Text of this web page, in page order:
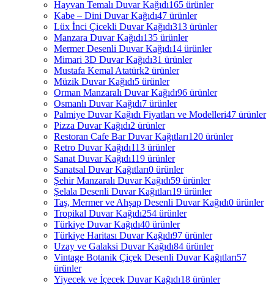
Hayvan Temalı Duvar Kağıdı165 ürünler
Kabe – Dini Duvar Kağıdı47 ürünler
Lüx İnci Çicekli Duvar Kağıdı313 ürünler
Manzara Duvar Kağıdı135 ürünler
Mermer Desenli Duvar Kağıdı14 ürünler
Mimari 3D Duvar Kağıdı31 ürünler
Mustafa Kemal Atatürk2 ürünler
Müzik Duvar Kağıdı5 ürünler
Orman Manzaralı Duvar Kağıdı96 ürünler
Osmanlı Duvar Kağıdı7 ürünler
Palmiye Duvar Kağıdı Fiyatları ve Modelleri47 ürünler
Pizza Duvar Kağıdı2 ürünler
Restoran Cafe Bar Duvar Kağıtları120 ürünler
Retro Duvar Kağıdı113 ürünler
Sanat Duvar Kağıdı119 ürünler
Sanatsal Duvar Kağıtları0 ürünler
Şehir Manzaralı Duvar Kağıdı59 ürünler
Şelala Desenli Duvar Kağıtları19 ürünler
Taş, Mermer ve Ahşap Desenli Duvar Kağıdı0 ürünler
Tropikal Duvar Kağıdı254 ürünler
Türkiye Duvar Kağıdı40 ürünler
Türkiye Haritası Duvar Kağıdı97 ürünler
Uzay ve Galaksi Duvar Kağıdı84 ürünler
Vintage Botanik Çiçek Desenli Duvar Kağıtları57
ürünler
Yiyecek ve İçecek Duvar Kağıdı18 ürünler